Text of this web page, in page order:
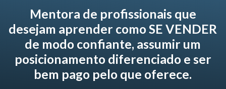
Mentora de profissionais que
desejam aprender como SE VENDER
de modo confiante, assumir um
posicionamento diferenciado e ser
bem pago pelo que oferece.